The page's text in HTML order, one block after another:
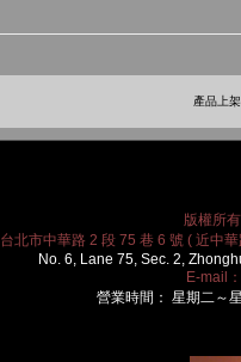
產品上
版權所
台北市中華路 2 段 75 巷 6 號 ( 近中
No. 6, Lane 75, Sec. 2,
E-mail：
營業時間： 星期二～